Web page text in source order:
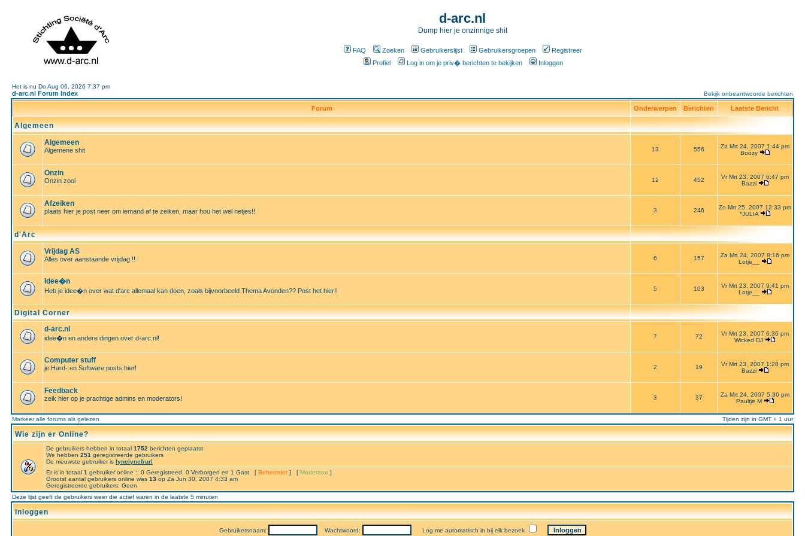
d-arc.nl
Dump hier je onzinnige shit
FAQ Zoeken Gebruikerslijst Gebruikersgroepen
Registreer
Profiel
Log in om je priv� berichten te bekijken Inloggen
Het is nu Do Aug 06, 2026 7:37 pm
d-arc.nl Forum Index Bekijk onbeantwoorde berichten
Forum Onderwerpen Berichten Laatste Bericht
Algemeen
Algemeen
Algemene shit 13 556
Za Mrt 24, 2007 1:44 pm
Boozy
Onzin
Onzin zooi 12 452
Vr Mrt 23, 2007 6:47 pm
Bazzi
Afzeiken
plaats hier je post neer om iemand af te zeiken, maar hou het wel netjes!! 3 246
Zo Mrt 25, 2007 12:33 pm
*JULIA
d'Arc
Vrijdag AS
Alles over aanstaande vrijdag !! 6 157
Za Mrt 24, 2007 8:16 pm
Lotje__
Idee�n
Heb je idee�n over wat d'arc allemaal kan doen, zoals bijvoorbeeld Thema Avonden?? Post het hier!! 5 103
Vr Mrt 23, 2007 9:41 pm
Lotje__
Digital Corner
d-arc.nl
idee�n en andere dingen over d-arc.nl! 7 72
Vr Mrt 23, 2007 6:36 pm
Wicked DJ
Computer stuff
je Hard- en Software posts hier! 2 19
Vr Mrt 23, 2007 1:28 pm
Bazzi
Feedback
zeik hier op je prachtige admins en moderators! 3 37
Za Mrt 24, 2007 5:36 pm
Paultje M
Markeer alle forums als gelezen Tijden zijn in GMT + 1 uur
Wie zijn er Online?
De gebruikers hebben in totaal 1752 berichten geplaatst
We hebben 251 geregistreerde gebruikers
De nieuwste gebruiker is lynclyncfrurl
Er is in totaal 1 gebruiker online :: 0 Geregistreed, 0 Verborgen en 1 Gast [ Beheerder ] [ Moderator ]
Grootst aantal gebruikers online was 13 op Za Jun 30, 2007 4:33 am
Geregistreerde gebruikers: Geen
Deze lijst geeft de gebruikers weer die actief waren in de laatste 5 minuten
Inloggen
Gebruikersnaam: Wachtwoord: Log me automatisch in bij elk bezoek